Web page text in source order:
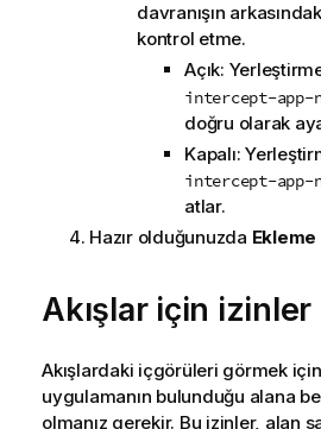
davranışın
kontrol etme.
Açık:
intercept-app-
doğru olarak
Kapalı:
intercept-app-
atlar.
Hazır olduğunuzda
Akışlar için izinler
Akışlardaki içgörüleri görmek
uygulamanın bulunduğu alana
olmanız gerekir. Bu izinler, alan